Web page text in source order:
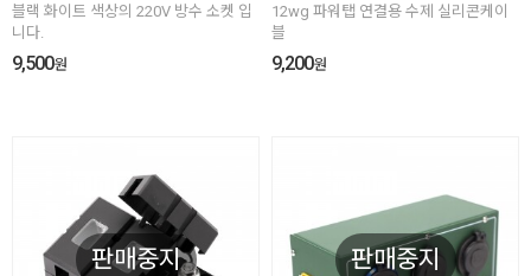
블랙 화이트 색상의 220V 방수 소켓 입
니다.
9,500원
12wg 파워탭 연결용 수제 실리콘케이
블
9,200원
판매중지 판매중지